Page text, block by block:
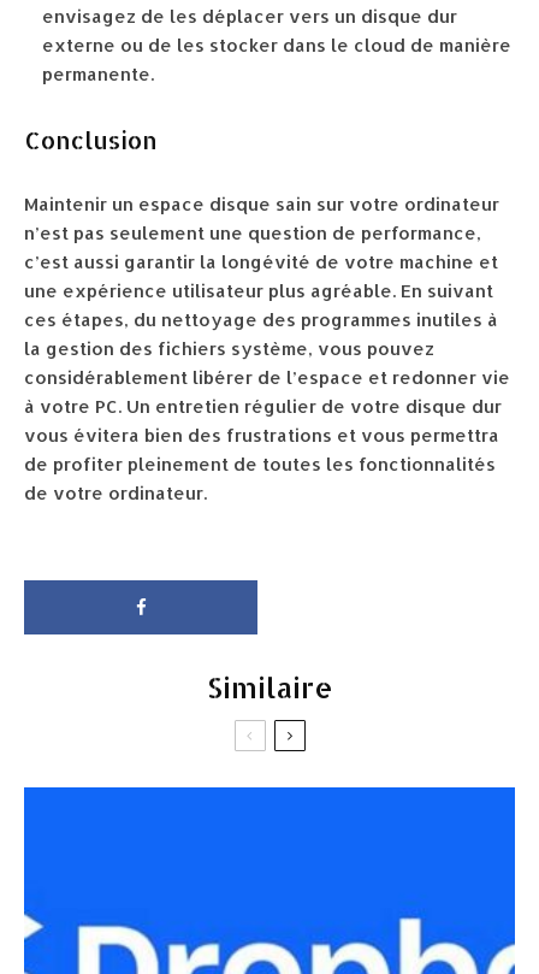
envisagez de les déplacer vers un disque dur
externe ou de les stocker dans le cloud de manière
permanente.
Conclusion
Maintenir un espace disque sain sur votre ordinateur
n’est pas seulement une question de performance,
c’est aussi garantir la longévité de votre machine et
une expérience utilisateur plus agréable. En suivant
ces étapes, du nettoyage des programmes inutiles à
la gestion des fichiers système, vous pouvez
considérablement libérer de l’espace et redonner vie
à votre PC. Un entretien régulier de votre disque dur
vous évitera bien des frustrations et vous permettra
de profiter pleinement de toutes les fonctionnalités
de votre ordinateur.
Similaire